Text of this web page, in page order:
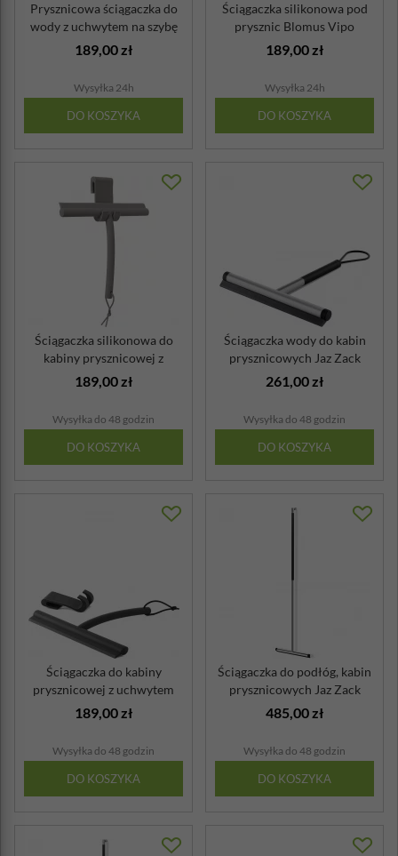
Prysznicowa ściągaczka do
wody z uchwytem na szybę
Blomus...
189,00 zł
Wysyłka 24h
DO KOSZYKA
Ściągaczka silikonowa pod
prysznic Blomus Vipo
189,00 zł
Wysyłka 24h
DO KOSZYKA
Ściągaczka silikonowa do
kabiny prysznicowej z
uchwytem B...
189,00 zł
Wysyłka do 48 godzin
DO KOSZYKA
Ściągaczka wody do kabin
prysznicowych Jaz Zack
krótka
261,00 zł
Wysyłka do 48 godzin
DO KOSZYKA
Ściągaczka do kabiny
prysznicowej z uchwytem
Blomus Vipo ...
189,00 zł
Wysyłka do 48 godzin
DO KOSZYKA
Ściągaczka do podłóg, kabin
prysznicowych Jaz Zack
485,00 zł
Wysyłka do 48 godzin
DO KOSZYKA